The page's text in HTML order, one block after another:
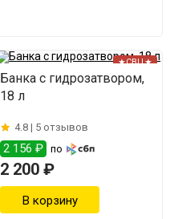
★СВЦ★
Банка с гидрозатвором,
18 л
4.8 | 5 отзывов
2 156 ₽ по
2 200 ₽